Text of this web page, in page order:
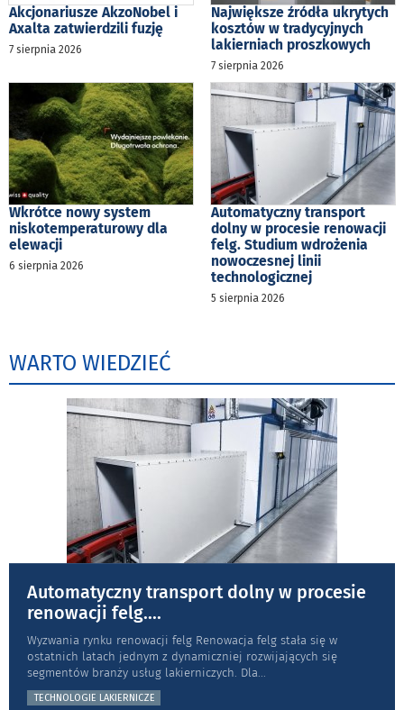
Akcjonariusze AkzoNobel i
Axalta zatwierdzili fuzję
7 sierpnia 2026
Największe źródła ukrytych
kosztów w tradycyjnych
lakierniach proszkowych
7 sierpnia 2026
Wkrótce nowy system
niskotemperaturowy dla
elewacji
6 sierpnia 2026
Automatyczny transport
dolny w procesie renowacji
felg. Studium wdrożenia
nowoczesnej linii
technologicznej
5 sierpnia 2026
WARTO WIEDZIEĆ
Automatyczny transport dolny w procesie
renowacji felg....
Wyzwania rynku renowacji felg Renowacja felg stała się w
ostatnich latach jednym z dynamiczniej rozwijających się
segmentów branży usług lakierniczych. Dla
TECHNOLOGIE LAKIERNICZE